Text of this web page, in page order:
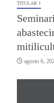
TITULAR 1
agosto 6,